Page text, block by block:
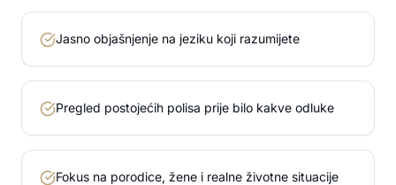
Jasno objašnjenje na jeziku koji razumijete
Pregled postojećih polisa prije bilo kakve odluke
Fokus na porodice, žene i realne životne situacije